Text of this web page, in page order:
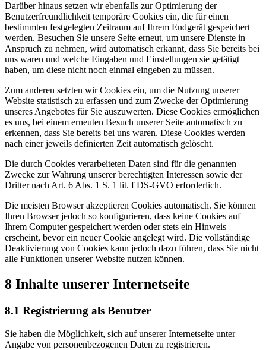
Darüber hinaus setzen wir ebenfalls zur Optimierung der
Benutzerfreundlichkeit temporäre Cookies ein, die für einen
bestimmten festgelegten Zeitraum auf Ihrem Endgerät gespeichert
werden. Besuchen Sie unsere Seite erneut, um unsere Dienste in
Anspruch zu nehmen, wird automatisch erkannt, dass Sie bereits bei
uns waren und welche Eingaben und Einstellungen sie getätigt
haben, um diese nicht noch einmal eingeben zu müssen.
Zum anderen setzten wir Cookies ein, um die Nutzung unserer
Website statistisch zu erfassen und zum Zwecke der Optimierung
unseres Angebotes für Sie auszuwerten. Diese Cookies ermöglichen
es uns, bei einem erneuten Besuch unserer Seite automatisch zu
erkennen, dass Sie bereits bei uns waren. Diese Cookies werden
nach einer jeweils definierten Zeit automatisch gelöscht.
Die durch Cookies verarbeiteten Daten sind für die genannten
Zwecke zur Wahrung unserer berechtigten Interessen sowie der
Dritter nach Art. 6 Abs. 1 S. 1 lit. f DS-GVO erforderlich.
Die meisten Browser akzeptieren Cookies automatisch. Sie können
Ihren Browser jedoch so konfigurieren, dass keine Cookies auf
Ihrem Computer gespeichert werden oder stets ein Hinweis
erscheint, bevor ein neuer Cookie angelegt wird. Die vollständige
Deaktivierung von Cookies kann jedoch dazu führen, dass Sie nicht
alle Funktionen unserer Website nutzen können.
8 Inhalte unserer Internetseite
8.1 Registrierung als Benutzer
Sie haben die Möglichkeit, sich auf unserer Internetseite unter
Angabe von personenbezogenen Daten zu registrieren.